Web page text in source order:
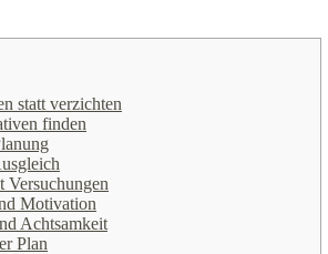
statt verzichten
finden
Versuchungen
Motivation
Achtsamkeit
Plan